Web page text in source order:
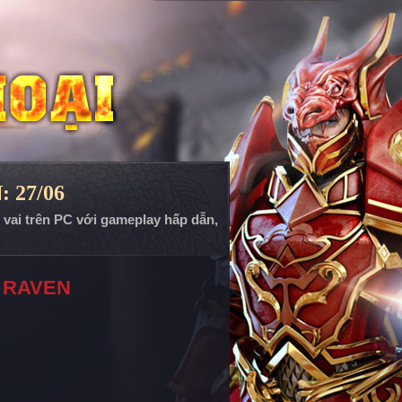
27/06
trên PC với gameplay hấp dẫn,